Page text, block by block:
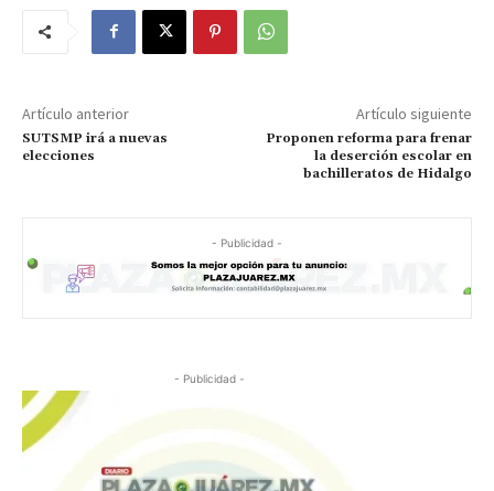
Artículo anterior
SUTSMP irá a nuevas
elecciones
Artículo siguiente
Proponen reforma para frenar
la deserción escolar en
bachilleratos de Hidalgo
- Publicidad -
- Publicidad -